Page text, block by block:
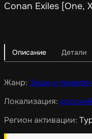
Conan Exiles [One,
Описание Детали
Жанр: Экшн и
Локализация:
Регион активации: